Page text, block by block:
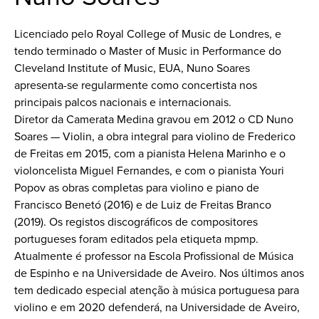
Licenciado pelo Royal College of Music de Londres, e
tendo terminado o Master of Music in Performance do
Cleveland Institute of Music, EUA, Nuno Soares
apresenta-se regularmente como concertista nos
principais palcos nacionais e internacionais.
Diretor da Camerata Medina gravou em 2012 o CD Nuno
Soares — Violin, a obra integral para violino de Frederico
de Freitas em 2015, com a pianista Helena Marinho e o
violoncelista Miguel Fernandes, e com o pianista Youri
Popov as obras completas para violino e piano de
Francisco Benetó (2016) e de Luiz de Freitas Branco
(2019). Os registos discográficos de compositores
portugueses foram editados pela etiqueta mpmp.
Atualmente é professor na Escola Profissional de Música
de Espinho e na Universidade de Aveiro. Nos últimos anos
tem dedicado especial atenção à música portuguesa para
violino e em 2020 defenderá, na Universidade de Aveiro,